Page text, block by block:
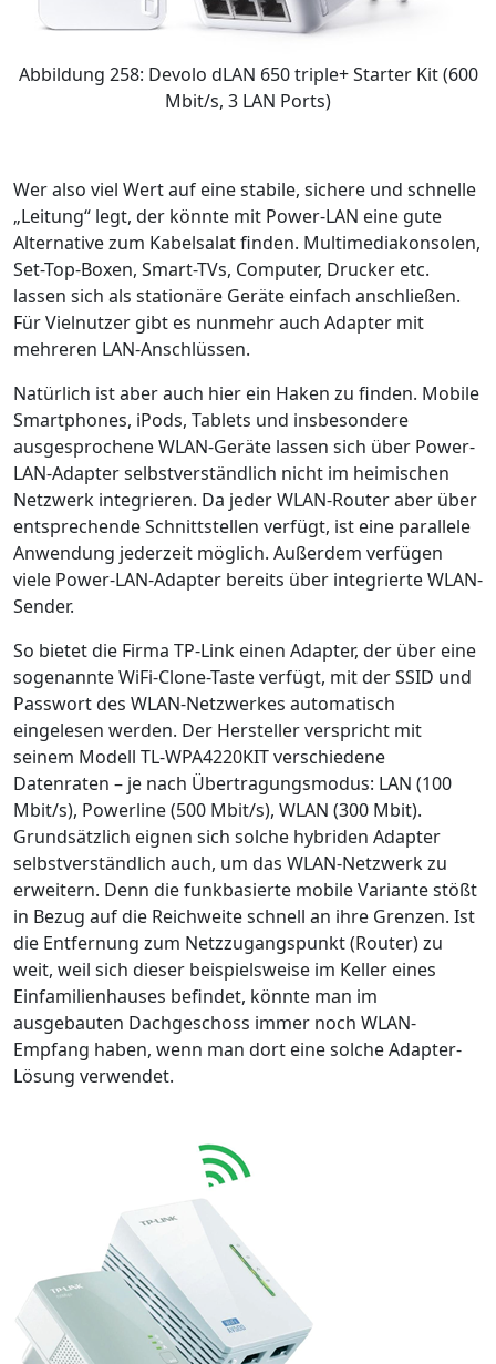
Abbildung 258: Devolo dLAN 650 triple+ Starter Kit (600
Mbit/s, 3 LAN Ports)
Wer also viel Wert auf eine stabile, sichere und schnelle
„Leitung“ legt, der könnte mit Power-LAN eine gute
Alternative zum Kabelsalat finden. Multimediakonsolen,
Set-Top-Boxen, Smart-TVs, Computer, Drucker etc.
lassen sich als stationäre Geräte einfach anschließen.
Für Vielnutzer gibt es nunmehr auch Adapter mit
mehreren LAN-Anschlüssen.
Natürlich ist aber auch hier ein Haken zu finden. Mobile
Smartphones, iPods, Tablets und insbesondere
ausgesprochene WLAN-Geräte lassen sich über Power-
LAN-Adapter selbstverständlich nicht im heimischen
Netzwerk integrieren. Da jeder WLAN-Router aber über
entsprechende Schnittstellen verfügt, ist eine parallele
Anwendung jederzeit möglich. Außerdem verfügen
viele Power-LAN-Adapter bereits über integrierte WLAN-
Sender.
So bietet die Firma TP-Link einen Adapter, der über eine
sogenannte WiFi-Clone-Taste verfügt, mit der SSID und
Passwort des WLAN-Netzwerkes automatisch
eingelesen werden. Der Hersteller verspricht mit
seinem Modell TL-WPA4220KIT verschiedene
Datenraten – je nach Übertragungsmodus: LAN (100
Mbit/s), Powerline (500 Mbit/s), WLAN (300 Mbit).
Grundsätzlich eignen sich solche hybriden Adapter
selbstverständlich auch, um das WLAN-Netzwerk zu
erweitern. Denn die funkbasierte mobile Variante stößt
in Bezug auf die Reichweite schnell an ihre Grenzen. Ist
die Entfernung zum Netzzugangspunkt (Router) zu
weit, weil sich dieser beispielsweise im Keller eines
Einfamilienhauses befindet, könnte man im
ausgebauten Dachgeschoss immer noch WLAN-
Empfang haben, wenn man dort eine solche Adapter-
Lösung verwendet.